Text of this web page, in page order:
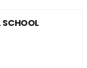
SCHOOL